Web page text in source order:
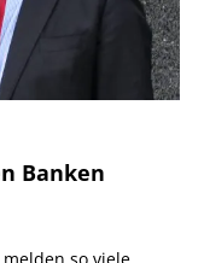
Banken